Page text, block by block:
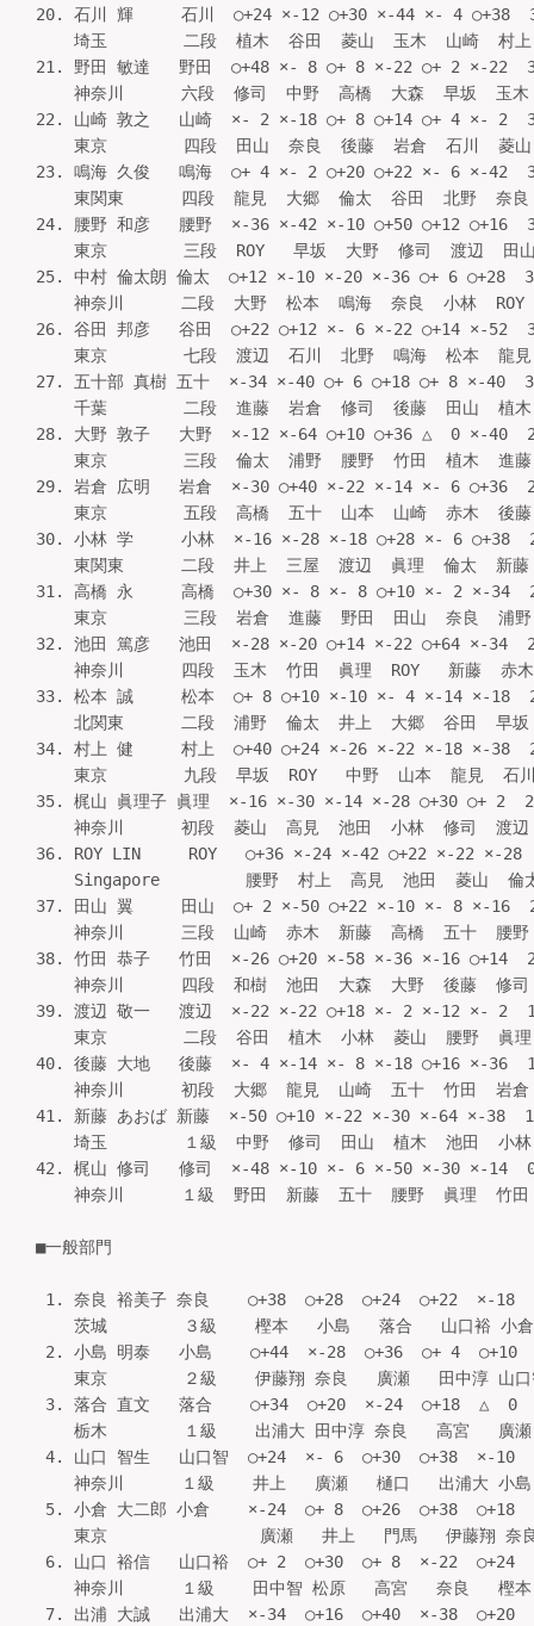
20. 石川 輝     石川  ○+24 ×-12 ○+30 ×-44 ×- 4 ○+38
埼玉        二段  植木  谷田  菱山  玉木  山崎  村
21. 野田 敏達   野田  ○+48 ×- 8 ○+ 8 ×-22 ○+ 2 ×-22  3
神奈川      六段  修司  中野  高橋  大森  早坂  玉
22. 山崎 敦之   山崎  ×- 2 ×-18 ○+ 8 ○+14 ○+ 4 ×- 2  3
東京        四段  田山  奈良  後藤  岩倉  石川  菱
23. 鳴海 久俊   鳴海  ○+ 4 ×- 2 ○+20 ○+22 ×- 6 ×-42  3
東関東      四段  龍見  大郷  倫太  谷田  北野  奈
24. 腰野 和彦   腰野  ×-36 ×-42 ×-10 ○+50 ○+12 ○+16
東京        三段  ROY   早坂  大野  修司  渡辺  田
25. 中村 倫太朗 倫太  ○+12 ×-10 ×-20 ×-36 ○+ 6 ○+28
神奈川      二段  大野  松本  鳴海  奈良  小林
26. 谷田 邦彦   谷田  ○+22 ○+12 ×- 6 ×-22 ○+14 ×-52
東京        七段  渡辺  石川  北野  鳴海  松本  龍
27. 五十部 真樹 五十  ×-34 ×-40 ○+ 6 ○+18 ○+ 8 ×-40  3
千葉        二段  進藤  岩倉  修司  後藤  田山  植
28. 大野 敦子   大野  ×-12 ×-64 ○+10 ○+36 △  0 ×-40  2
東京        三段  倫太  浦野  腰野  竹田  植木  進
29. 岩倉 広明   岩倉  ×-30 ○+40 ×-22 ×-14 ×- 6 ○+36
東京        五段  高橋  五十  山本  山崎  赤木  後
30. 小林 学     小林  ×-16 ×-28 ×-18 ○+28 ×- 6 ○+38
東関東      二段  井上  三屋  渡辺  眞理  倫太  新
31. 高橋 永     高橋  ○+30 ×- 8 ×- 8 ○+10 ×- 2 ×-34  2
東京        三段  岩倉  進藤  野田  田山  奈良  浦
32. 池田 篤彦   池田  ×-28 ×-20 ○+14 ×-22 ○+64 ×-34
神奈川      四段  玉木  竹田  眞理  ROY   新藤  赤
33. 松本 誠     松本  ○+ 8 ○+10 ×-10 ×- 4 ×-14 ×-18  2
北関東      二段  浦野  倫太  井上  大郷  谷田  早
34. 村上 健     村上  ○+40 ○+24 ×-26 ×-22 ×-18 ×-38
東京        九段  早坂  ROY   中野  山本  龍見  石
35. 梶山 眞理子 眞理  ×-16 ×-30 ×-14 ×-28 ○+30 ○+ 2  2
神奈川      初段  菱山  高見  池田  小林  修司  渡
36. ROY LIN     ROY   ○+36 ×-24 ×-42 ○+22 ×-22 ×-28
Singapore         腰野  村上  高見  池田  菱山
37. 田山 翼     田山  ○+ 2 ×-50 ○+22 ×-10 ×- 8 ×-16  2
神奈川      三段  山崎  赤木  新藤  高橋  五十  腰
38. 竹田 恭子   竹田  ×-26 ○+20 ×-58 ×-36 ×-16 ○+14
神奈川      四段  和樹  池田  大森  大野  後藤  修
39. 渡辺 敬一   渡辺  ×-22 ×-22 ○+18 ×- 2 ×-12 ×- 2  1
東京        二段  谷田  植木  小林  菱山  腰野  眞
40. 後藤 大地   後藤  ×- 4 ×-14 ×- 8 ×-18 ○+16 ×-36  1
神奈川      初段  大郷  龍見  山崎  五十  竹田  岩
41. 新藤 あおば 新藤  ×-50 ○+10 ×-22 ×-30 ×-64 ×-38  1
埼玉        １級  中野  修司  田山  植木  池田  小
42. 梶山 修司   修司  ×-48 ×-10 ×- 6 ×-50 ×-30 ×-14  0
神奈川      １級  野田  新藤  五十  腰野  眞理  竹
■一般部門
1. 奈良 裕美子 奈良    ○+38  ○+28  ○+24  ○+22  ×-18
茨城        ３級    樫本   小島   落合   山口裕 小
2. 小島 明泰   小島    ○+44  ×-28  ○+36  ○+ 4  ○+10
東京        ２級    伊藤翔 奈良   廣瀬   田中淳 山
3. 落合 直文   落合    ○+34  ○+20  ×-24  ○+18  △  0
栃木        １級    出浦大 田中淳 奈良   高宮   廣
4. 山口 智生   山口智  ○+24  ×- 6  ○+30  ○+38  ×-10
神奈川      １級    井上   廣瀬   樋口   出浦大 小
5. 小倉 大二郎 小倉    ×-24  ○+ 8  ○+26  ○+38  ○+18
東京                廣瀬   井上   門馬   伊藤翔 奈
6. 山口 裕信   山口裕  ○+ 2  ○+30  ○+ 8  ×-22  ○+24
神奈川      １級    田中智 松原   高宮   奈良   樫
7. 出浦 大誠   出浦大  ×-34  ○+16  ○+40  ×-38  ○+20